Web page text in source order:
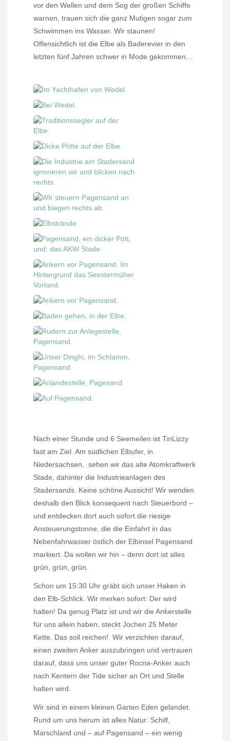
vor den Wellen und dem Sog der großen Schiffe
warnen, trauen sich die ganz Mutigen sogar zum
Schwimmen ins Wasser. Wir staunen!
Offensichtlich ist die Elbe als Baderevier in den
letzten fünf Jahren schwer in Mode gekommen…
Nach einer Stunde und 6 Seemeilen ist TinLizzy
fast am Ziel. Am südlichen Elbufer, in
Niedersachsen,
sehen wir das alte Atomkraftwerk
Stade, dahinter die Industrieanlagen des
Stadersands. Keine schöne Aussicht! Wir wenden
deshalb den Blick konsequent nach Steuerbord –
und entdecken dort auch sofort die riesige
Ansteuerungstonne, die die Einfahrt in das
Nebenfahrwasser östlich der Elbinsel Pagensand
markiert. Da wollen wir hin – denn dort ist alles
grün, grün, grün.
Schon um 15:30 Uhr gräbt sich unser Haken in
den Elb-Schlick. Wir merken sofort: Der wird
halten! Da genug Platz ist und wir die Ankerstelle
für uns allein haben, steckt Jochen 25 Meter
Kette. Das soll reichen! Wir verzichten darauf,
einen zweiten Anker auszubringen und vertrauen
darauf, dass uns unser guter Rocna-Anker auch
nach Kentern der Tide sicher an Ort und Stelle
halten wird.
Wir sind in einem kleinen Garten Eden gelandet.
Rund um uns herum ist alles Natur: Schilf,
Marschland und – auf Pagensand – ein wenig